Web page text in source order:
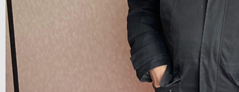
Store screen coffre
Volets roulants
Store Brise soleil orientable
Store banne
Autres produits extérieurs
Motorisation